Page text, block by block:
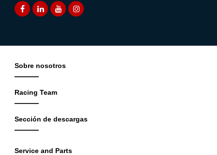
Sobre nosotros
Racing Team
Sección de descargas
Service and Parts